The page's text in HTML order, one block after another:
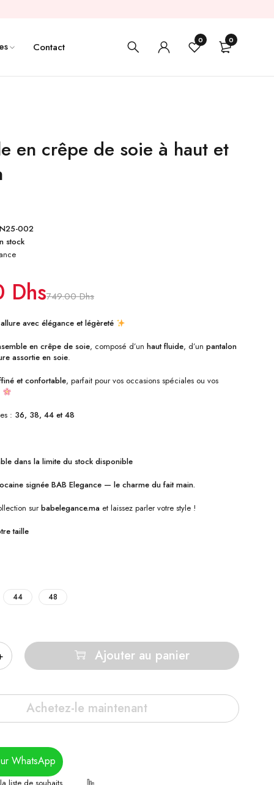
Contact
0 0
en crêpe de soie à haut et
002
stock
749.00Dhs
Dhs
avec élégance et légèreté
en crêpe de soie, composé d’unhaut fluide, d’unpantalon
assortie en soie.
et confortable, parfait pour vos occasions spéciales ou vos
: 36, 38, 44 et 48
dans la limite du stock disponible
signée BAB Elegance — le charme du fait main.
surbabelegance.maet laissez parler votre style !
taille
44 48
Ajouter au panier
Achetez-le maintenant
WhatsApp